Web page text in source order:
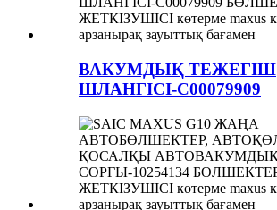
ВАКУМДЫҚ ТЕЖЕГІШ
ШЛАНГІСІ-C00079909